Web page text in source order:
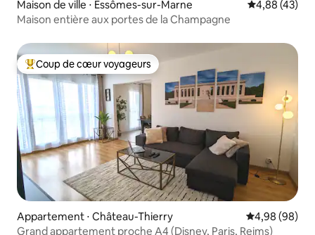
Maison de ville ⋅ Essômes-sur-Marne Évaluation
4,88 (43)
Maison entière aux portes de la Champagne
Coups de cœur voyageurs les plus appréciés
Coup de cœur voyageurs
Appartement ⋅ Château-Thierry Évaluation
4,98 (98)
Grand appartement proche A4 (Disney, Paris, Reims)